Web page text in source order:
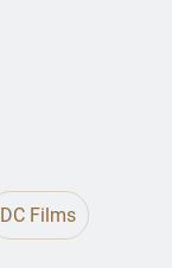
DC Films